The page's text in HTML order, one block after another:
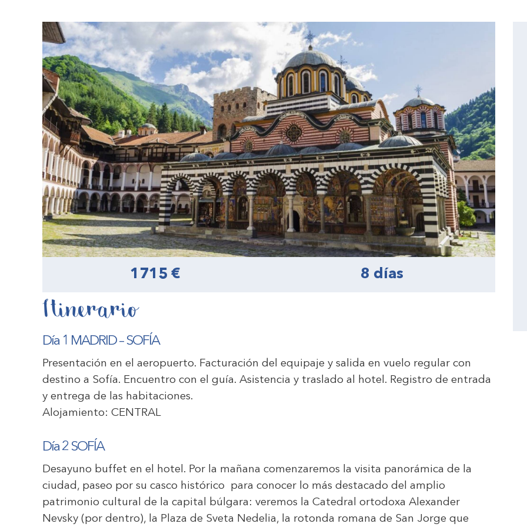
1715 € 8 días
Itinerario
Día 1 MADRID – SOFÍA
Presentación en el aeropuerto. Facturación del equipaje y salida en vuelo regular con
destino a Sofía. Encuentro con el guía. Asistencia y traslado al hotel. Registro de entrada
y entrega de las habitaciones.
Alojamiento: CENTRAL
Día 2 SOFÍA
Desayuno buffet en el hotel. Por la mañana comenzaremos la visita panorámica de la
ciudad, paseo por su casco histórico para conocer lo más destacado del amplio
patrimonio cultural de la capital búlgara: veremos la Catedral ortodoxa Alexander
Nevsky (por dentro), la Plaza de Sveta Nedelia, la rotonda romana de San Jorge que